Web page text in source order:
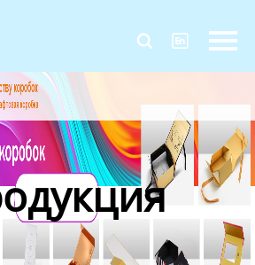
 